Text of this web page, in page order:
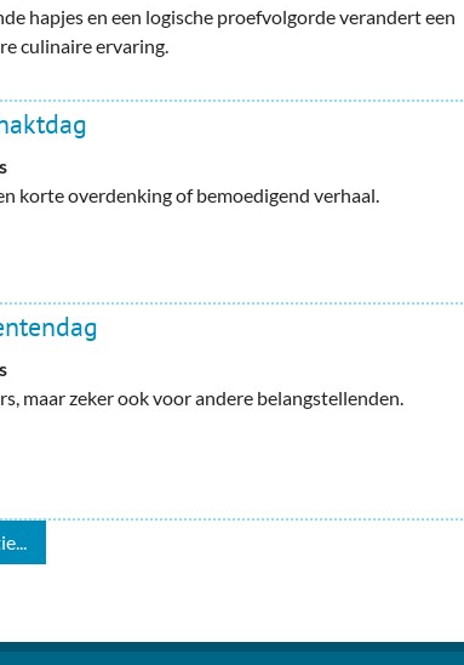
hapjes en een logische proefvolgorde verandert een
culinaire ervaring.
korte overdenking of bemoedigend verhaal.
maar zeker ook voor andere belangstellenden.